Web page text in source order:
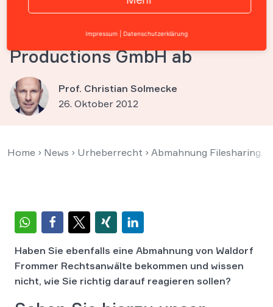
Urheberrechtsverletzung im
Auftrag von Arenico
Productions GmbH ab
Prof. Christian Solmecke
26. Oktober 2012
Home › News › Urheberrecht › Abmahnung Filesharing
Haben Sie ebenfalls eine Abmahnung von Waldorf
Frommer Rechtsanwälte bekommen und wissen
nicht, wie Sie richtig darauf reagieren sollen?
Impressum Datenschutzerklärung